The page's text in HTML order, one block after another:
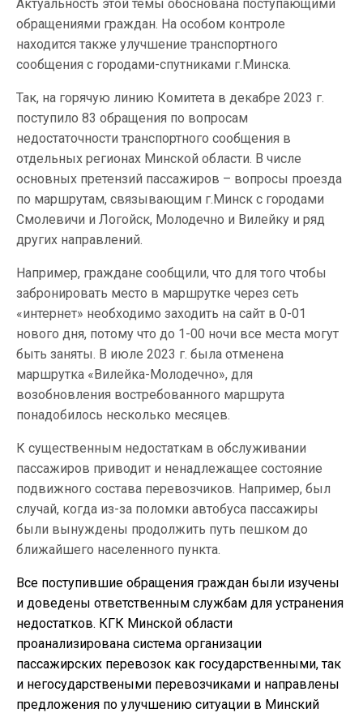
Актуальность этой темы обоснована поступающими
обращениями граждан. На особом контроле
находится также улучшение транспортного
сообщения с городами-спутниками г.Минска.
Так, на горячую линию Комитета в декабре 2023 г.
поступило 83 обращения по вопросам
недостаточности транспортного сообщения в
отдельных регионах Минской области. В числе
основных претензий пассажиров – вопросы проезда
по маршрутам, связывающим г.Минск с городами
Смолевичи и Логойск, Молодечно и Вилейку и ряд
других направлений.
Например, граждане сообщили, что для того чтобы
забронировать место в маршрутке через сеть
«интернет» необходимо заходить на сайт в 0-01
нового дня, потому что до 1-00 ночи все места могут
быть заняты. В июле 2023 г. была отменена
маршрутка «Вилейка-Молодечно», для
возобновления востребованного маршрута
понадобилось несколько месяцев.
К существенным недостаткам в обслуживании
пассажиров приводит и ненадлежащее состояние
подвижного состава перевозчиков. Например, был
случай, когда из-за поломки автобуса пассажиры
были вынуждены продолжить путь пешком до
ближайшего населенного пункта.
Все поступившие обращения граждан были изучены
и доведены ответственным службам для устранения
недостатков. КГК Минской области
проанализирована система организации
пассажирских перевозок как государственными, так
и негосударствеными перевозчиками и направлены
предложения по улучшению ситуации в Минский